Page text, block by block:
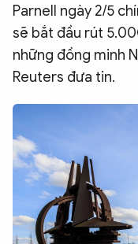
BẠN ĐỌC & CAND
ĐA PHƯƠNG TIỆN
eMagazine
Infographic
Chuyên trangAn ninh thế
Chuyên đề
Parnell ngày 2/5
sẽ bắt đầu rút
những đồng minh
Reuters đưa tin.